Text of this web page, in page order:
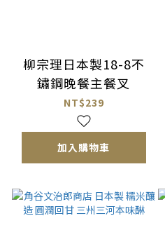
柳宗理日本製18-8不
鏽鋼晚餐主餐叉
NT$239
加入購物車